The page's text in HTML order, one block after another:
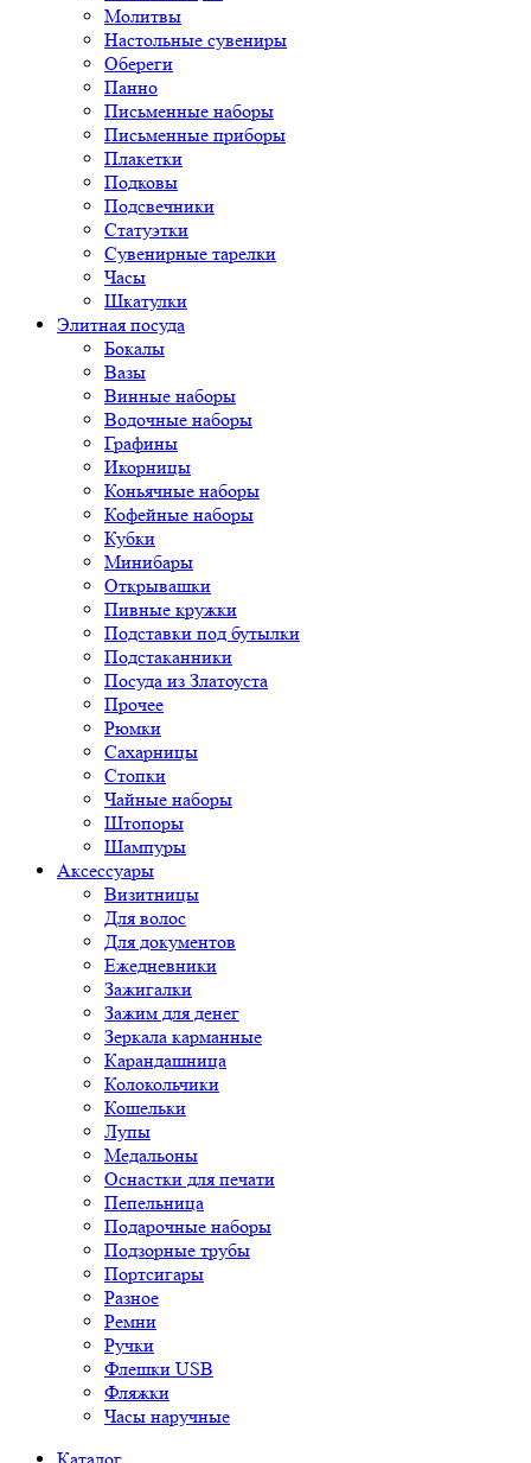
Молитвы
Настольные сувениры
Обереги
Панно
Письменные наборы
Письменные приборы
Плакетки
Подковы
Подсвечники
Статуэтки
Сувенирные тарелки
Часы
Шкатулки
Элитная посуда
Бокалы
Вазы
Винные наборы
Водочные наборы
Графины
Икорницы
Коньячные наборы
Кофейные наборы
Кубки
Минибары
Открывашки
Пивные кружки
Подставки под бутылки
Подстаканники
Посуда из Златоуста
Прочее
Рюмки
Сахарницы
Стопки
Чайные наборы
Штопоры
Шампуры
Аксессуары
Визитницы
Для волос
Для документов
Ежедневники
Зажигалки
Зажим для денег
Зеркала карманные
Карандашница
Колокольчики
Кошельки
Лупы
Медальоны
Оснастки для печати
Пепельница
Подарочные наборы
Подзорные трубы
Портсигары
Разное
Ремни
Ручки
Флешки USB
Фляжки
Часы наручные